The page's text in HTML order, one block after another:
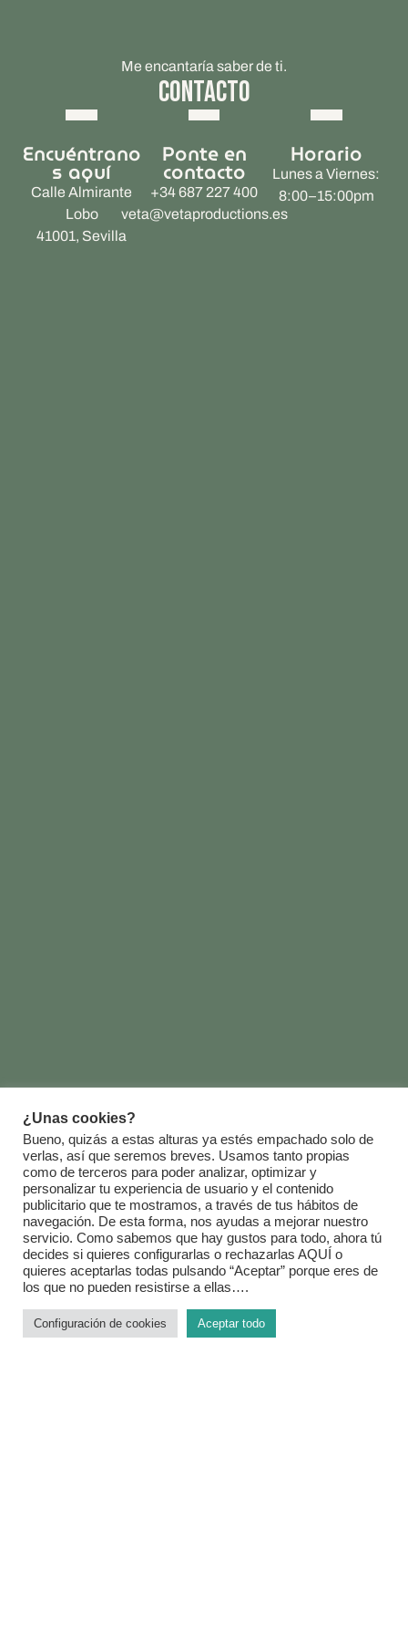
Me encantaría saber de ti.
CONTACTO
Encuéntrano
s aquí
Calle Almirante
Lobo
41001, Sevilla
Ponte en
contacto
+34 687 227 400
veta@vetaproductions.es
Horario
Lunes a Viernes:
8:00–15:00pm
¿Unas cookies?
Bueno, quizás a estas alturas ya estés empachado solo de
verlas, así que seremos breves. Usamos tanto propias
como de terceros para poder analizar, optimizar y
personalizar tu experiencia de usuario y el contenido
publicitario que te mostramos, a través de tus hábitos de
navegación. De esta forma, nos ayudas a mejorar nuestro
servicio. Como sabemos que hay gustos para todo, ahora tú
decides si quieres configurarlas o rechazarlas AQUÍ o
quieres aceptarlas todas pulsando “Aceptar” porque eres de
los que no pueden resistirse a ellas….
Configuración de cookies Aceptar todo